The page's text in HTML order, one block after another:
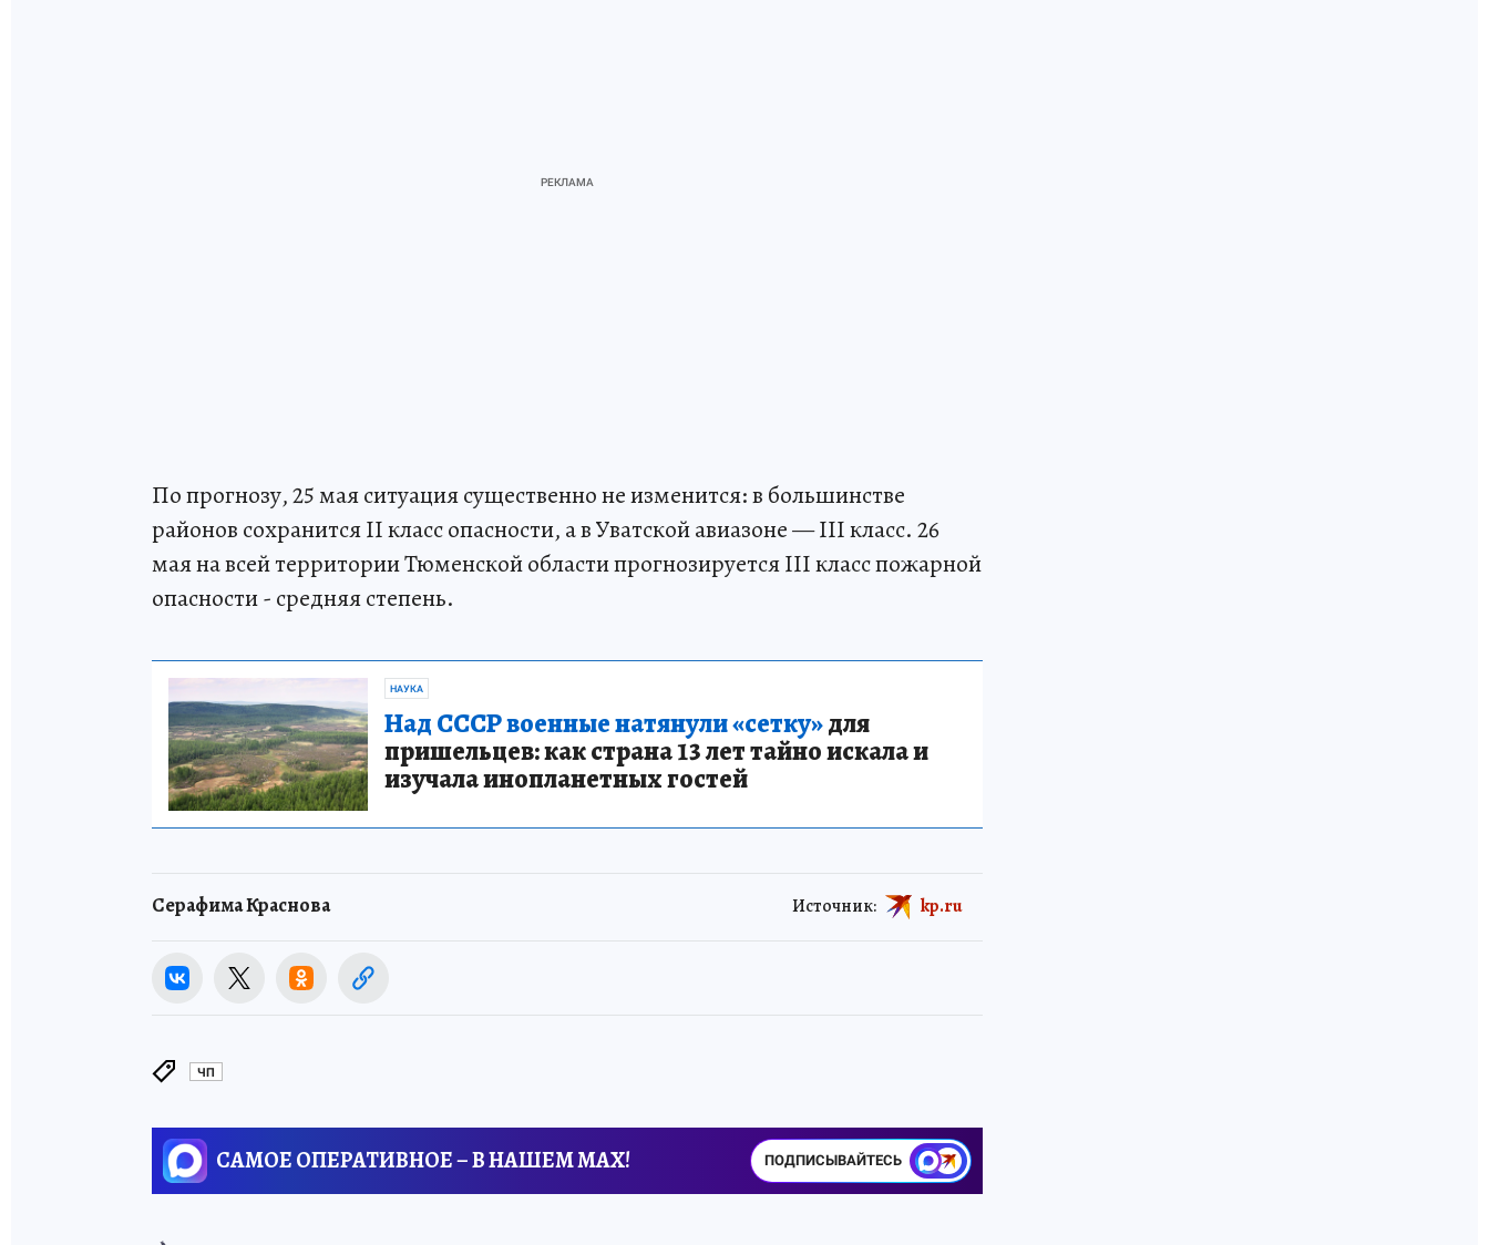
По прогнозу, 25 мая ситуация существенно не изменится: в большинстве
районов сохранится II класс опасности, а в Уватской авиазоне — III класс. 26
мая на всей территории Тюменской области прогнозируется III класс пожарной
опасности - средняя степень.
НАУКА
Над СССР военные натянули «сетку»для
пришельцев: как страна 13 лет тайно искала и
изучала инопланетных гостей
Серафима Краснова Источник: kp.ru
ЧП
САМОЕ ОПЕРАТИВНОЕ – В НАШЕМ MAX! ПОДПИСЫВАЙТЕСЬ